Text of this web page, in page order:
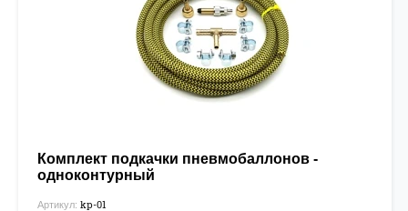
Комплект подкачки пневмобаллонов -
одноконтурный
Артикул: kp-01